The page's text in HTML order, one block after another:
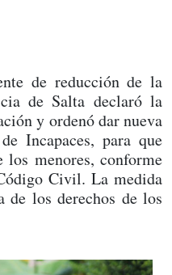
de reducción de la
de Salta declaró la
y ordenó dar nueva
Incapaces, para que
los menores, conforme
Civil. La medida
de los derechos de los